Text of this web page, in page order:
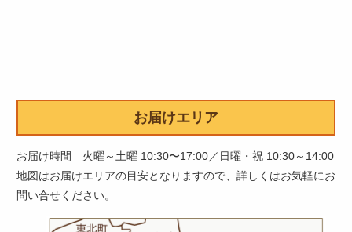
ボ
ル
個
お届けエリア
お届け時間 火曜～土曜 10:30〜17:00／日曜・祝 10:30～14:00
地図はお届けエリアの目安となりますので、詳しくはお気軽にお
問い合せください。